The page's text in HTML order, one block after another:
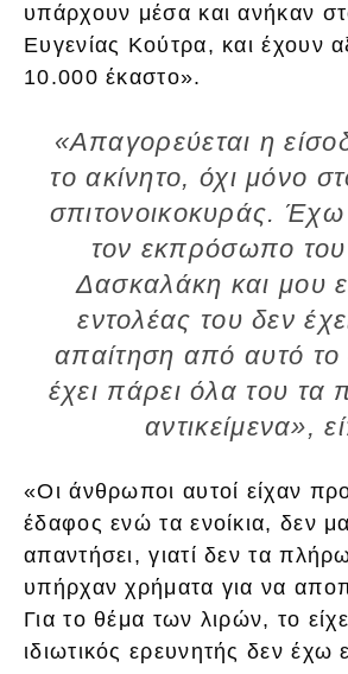
υπάρχουν μέσα και ανήκαν
Ευγενίας Κούτρα, και έχουν
10.000 έκαστο».
«Απαγορεύεται η
το ακίνητο, όχι μόνο
σπιτονοικοκυράς. Έχω
τον εκπρόσωπο
Δασκαλάκη και μου
εντολέας του δεν
απαίτηση από αυτό το
έχει πάρει όλα του τα
αντικείμενα»,
«Οι άνθρωποι αυτοί είχαν
έδαφος ενώ τα ενοίκια, δεν
απαντήσει, γιατί δεν τα
υπήρχαν χρήματα για να
Για το θέμα των λιρών, το
ιδιωτικός ερευνητής δεν